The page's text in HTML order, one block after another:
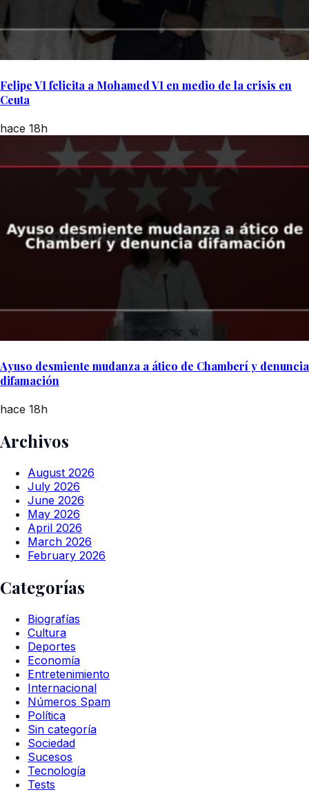
Felipe VI felicita a Mohamed VI en medio de la crisis en
Ceuta
hace 18h
Ayuso desmiente mudanza a ático de Chamberí y denuncia
difamación
hace 18h
Archivos
August 2026
July 2026
June 2026
May 2026
April 2026
March 2026
February 2026
Categorías
Biografías
Cultura
Deportes
Economía
Entretenimiento
Internacional
Números Spam
Política
Sin categoría
Sociedad
Sucesos
Tecnología
Tests